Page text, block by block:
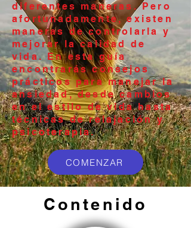
diferentes maneras. Pero
afortunadamente, existen
maneras de controlarla y
mejorar la calidad de
vida. En esta guía
encontrarás consejos
prácticos para manejar la
ansiedad, desde cambios
en el estilo de vida hasta
técnicas de relajación y
psicoterapia.
COMENZAR
Contenido